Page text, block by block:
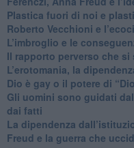
Plastica fuori di noi e
​Roberto Vecchioni e
​L’imbroglio e le
​Il rapporto perverso che
L’erotomania, la
​Dio è gay o il potere di
​Gli uomini sono guidati
dai fatti
La dipendenza
​Freud e la guerra che